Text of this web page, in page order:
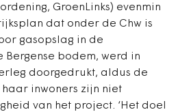
GroenLinks) evenmin
dat onder de Chw is
gasopslag in de
bodem, werd in
doorgedrukt, aldus de
inwoners zijn niet
van het project. ‘Het doel